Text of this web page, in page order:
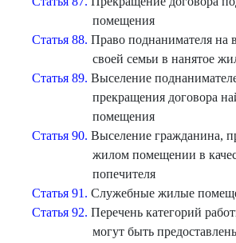
помещения
Статья 88. Право поднанимателя на
своей семьи в нанятое
Статья 89. Выселение
прекращения договора
помещения
Статья 90. Выселение гражданина,
жилом помещении в
попечителя
Статья 91. Служебные жилые
Статья 92. Перечень категорий
могут быть